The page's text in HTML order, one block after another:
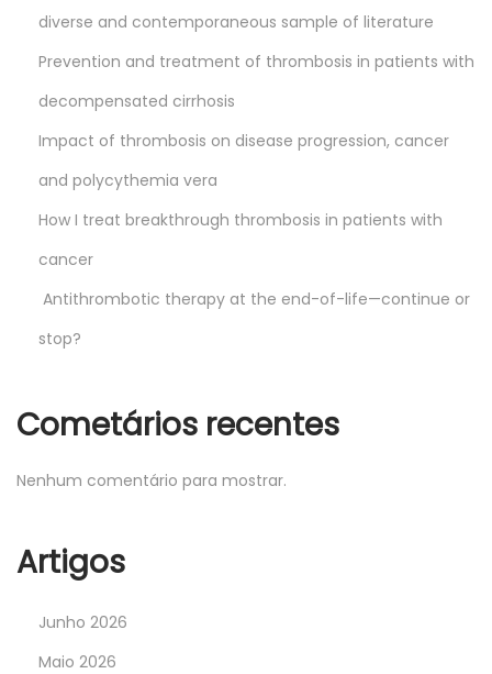
diverse and contemporaneous sample of literature
Prevention and treatment of thrombosis in patients with
decompensated cirrhosis
Impact of thrombosis on disease progression, cancer
and polycythemia vera
How I treat breakthrough thrombosis in patients with
cancer
Antithrombotic therapy at the end-of-life—continue or
stop?
Cometários recentes
Nenhum comentário para mostrar.
Artigos
Junho 2026
Maio 2026